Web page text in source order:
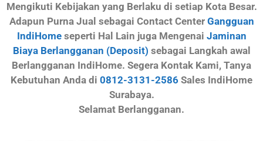
Mengikuti Kebijakan yang Berlaku di setiap Kota Besar.
Adapun Purna Jual sebagai Contact Center Gangguan
IndiHomeseperti Hal Lain juga Mengenai Jaminan
Biaya Berlangganan (Deposit) sebagai Langkah awal
Berlangganan IndiHome. Segera Kontak Kami, Tanya
Kebutuhan Anda di 0812-3131-2586 Sales IndiHome
Surabaya.
Selamat Berlangganan.